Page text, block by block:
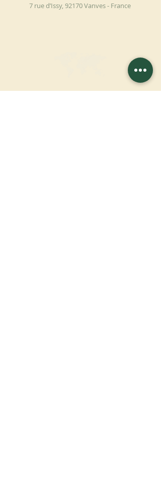
7 rue d’Issy, 92170 Vanves - France
FAIRE UN DON